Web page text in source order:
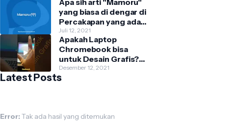
Apa sih arti "Mamoru"
yang biasa di dengar di
Percakapan yang ada
di Film Anime?
Juli 12, 2021
Apakah Laptop
Chromebook bisa
untuk Desain Grafis?
QueSearch menjawab
Desember 12, 2021
Latest Posts
Error: Tak ada hasil yang ditemukan